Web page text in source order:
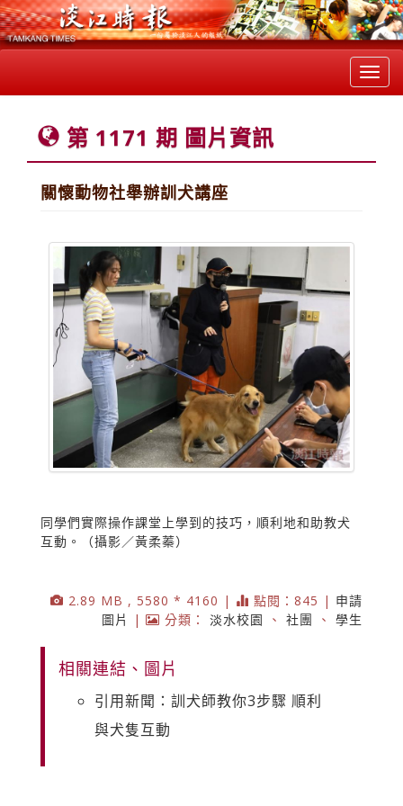
第 1171 期 圖片資訊
關懷動物社舉辦訓犬講座
同學們實際操作課堂上學到的技巧，順利地和助教犬
互動。（攝影／黃柔蓁）
2.89 MB , 5580 * 4160 | 點閱：845 | 申請
圖片
| 分類： 淡水校園 、 社團 、 學生
相關連結、圖片
引用新聞：訓犬師教你3步驟 順利
與犬隻互動